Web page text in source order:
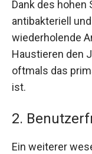
Dank des hohen
antibakteriell
wiederholende
Haustieren den
oftmals das
ist.
2.
Ein weiterer